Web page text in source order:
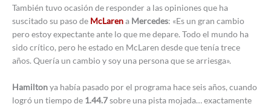
También tuvo ocasión de responder a las opiniones que ha
suscitado su paso de McLarena Mercedes: «Es un gran cambio
pero estoy expectante ante lo que me depare. Todo el mundo ha
sido crítico, pero he estado en McLaren desde que tenía trece
años. Quería un cambio y soy una persona que se arriesga».
Hamiltonya había pasado por el programa hace seis años, cuando
logró un tiempo de 1.44.7sobre una pista mojada… exactamente